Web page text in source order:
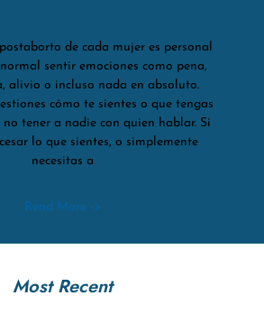
de cada mujer es personal
sentir emociones como pena,
alivio o incluso nada en absoluto.
cómo te sientes o que tengas
no tener a nadie con quien hablar. Si
lo que sientes, o simplemente
necesitas a
Read More ->
Most Recent